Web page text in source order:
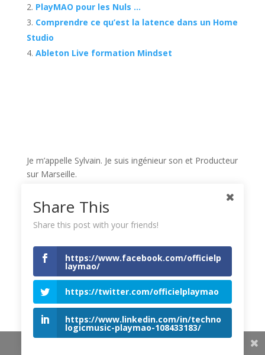
PlayMAO pour les Nuls …
Comprendre ce qu’est la latence dans un Home
Studio
Ableton Live formation Mindset
Je m’appelle Sylvain. Je suis ingénieur son et Producteur
sur Marseille.
Ma mission est de vous faire connaitre les différentes
facettes de
ma passion
et de vous communiquer mon
expérience. En vous proposant une formation musique
pour vous aider à réussir.
Pour être un bon musicien et un bon producteur il faut
être un
véritable couteau suissepour savoir
s’adapter à toutes les situations.
Après avoir été Beatmaker,assistantTechnicien son et
Share This
Share this post with your friends!
https://www.facebook.com/officielp
laymao/
https://twitter.com/officielplaymao
https://www.linkedin.com/in/techno
logicmusic-playmao-108433183/